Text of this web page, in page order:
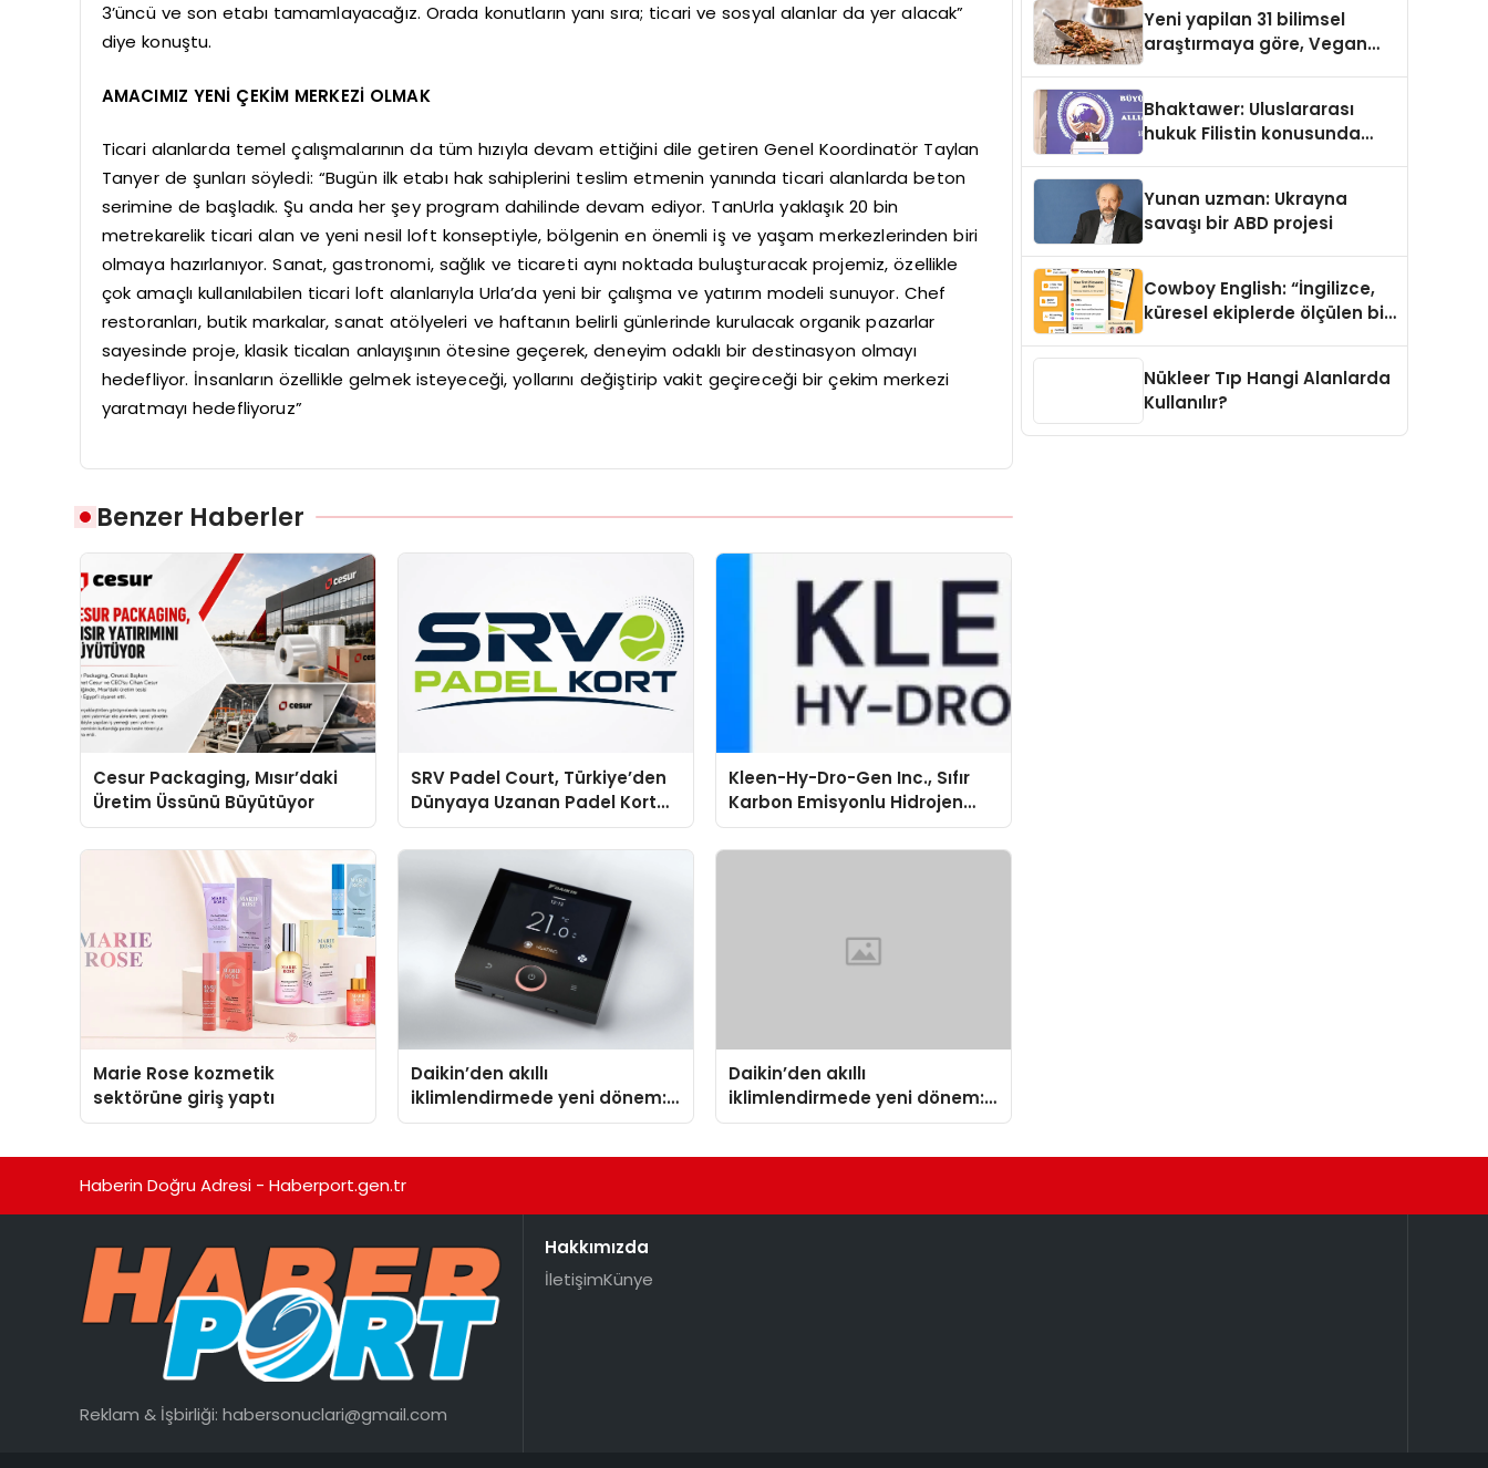
3’üncü ve son etabı tamamlayacağız. Orada konutların yanı sıra; ticari ve sosyal alanlar da yer alacak”
diye konuştu.
AMACIMIZ YENİ ÇEKİM MERKEZİ OLMAK
Ticari alanlarda temel çalışmalarının da tüm hızıyla devam ettiğini dile getiren Genel Koordinatör Taylan
Tanyer de şunları söyledi: “Bugün ilk etabı hak sahiplerini teslim etmenin yanında ticari alanlarda beton
serimine de başladık. Şu anda her şey program dahilinde devam ediyor. TanUrla yaklaşık 20 bin
metrekarelik ticari alan ve yeni nesil loft konseptiyle, bölgenin en önemli iş ve yaşam merkezlerinden biri
olmaya hazırlanıyor. Sanat, gastronomi, sağlık ve ticareti aynı noktada buluşturacak projemiz, özellikle
çok amaçlı kullanılabilen ticari loft alanlarıyla Urla’da yeni bir çalışma ve yatırım modeli sunuyor. Chef
restoranları, butik markalar, sanat atölyeleri ve haftanın belirli günlerinde kurulacak organik pazarlar
sayesinde proje, klasik ticalan anlayışının ötesine geçerek, deneyim odaklı bir destinasyon olmayı
hedefliyor. İnsanların özellikle gelmek isteyeceği, yollarını değiştirip vakit geçireceği bir çekim merkezi
yaratmayı hedefliyoruz”
Benzer Haberler
Cesur Packaging, Mısır’daki
Üretim Üssünü Büyütüyor
SRV Padel Court, Türkiye’den
Dünyaya Uzanan Padel Kort
Üretiminde Güvenin Adresi
Kleen-Hy-Dro-Gen Inc., Sıfır
Karbon Emisyonlu Hidrojen
Isıtma Teknolojisinde ISO ve
TSSA Düzenleyici Onaylarını
Marie Rose kozmetik
sektörüne giriş yaptı
Daikin’den akıllı
iklimlendirmede yeni dönem:
Madoka Plus Türkiye’de
Daikin’den akıllı
iklimlendirmede yeni dönem:
Madoka Plus Türkiye’de
Yeni yapilan 31 bilimsel
araştırmaya göre, Vegan
Sindirildiğini Ortaya Koydu
Bhaktawer: Uluslararası
hukuk Filistin konusunda
Yunan uzman: Ukrayna
savaşı bir ABD projesi
Cowboy English: “İngilizce,
küresel ekiplerde ölçülen bir
Nükleer Tıp Hangi Alanlarda
Kullanılır?
Haberin Doğru Adresi - Haberport.gen.tr
Reklam & İşbirliği: habersonuclari@gmail.com
Hakkımızda
İletişimKünye